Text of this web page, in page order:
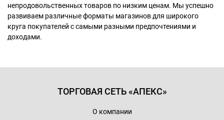
непродовольственных товаров по низким ценам. Мы успешно
развиваем различные форматы магазинов для широкого
круга покупателей с самыми разными предпочтениями и
доходами.
ТОРГОВАЯ СЕТЬ «АПЕКС»
О компании